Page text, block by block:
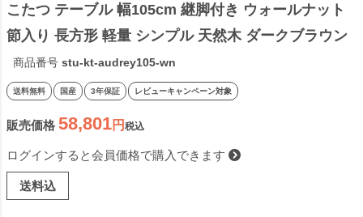
こたつ テーブル 幅105cm 継脚付き ウォールナット
節入り 長方形 軽量 シンプル 天然木 ダークブラウン
ナチュラル 日本製 国産 日本製
商品番号 stu-kt-audrey105-wn
送料無料 国産 3年保証 レビューキャンペーン対象
販売価格 58,801 税込
ログインすると会員価格で購入できます
送料込